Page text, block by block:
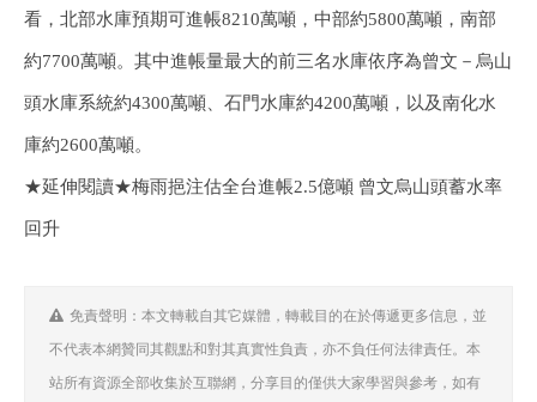
看，北部水庫預期可進帳8210萬噸，中部約5800萬噸，南部
約7700萬噸。其中進帳量最大的前三名水庫依序為曾文－烏山
頭水庫系統約4300萬噸、石門水庫約4200萬噸，以及南化水
庫約2600萬噸。
★延伸閱讀★梅雨挹注估全台進帳2.5億噸 曾文烏山頭蓄水率
回升
免責聲明：本文轉載自其它媒體，轉載目的在於傳遞更多信息，並
不代表本網贊同其觀點和對其真實性負責，亦不負任何法律責任。本
站所有資源全部收集於互聯網，分享目的僅供大家學習與參考，如有